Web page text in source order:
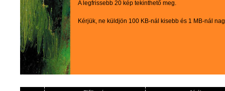
A legfrissebb 20 kép tekinthető meg.
Kérjük, ne küldjön 100 KB-nál kisebb és 1 MB-nál